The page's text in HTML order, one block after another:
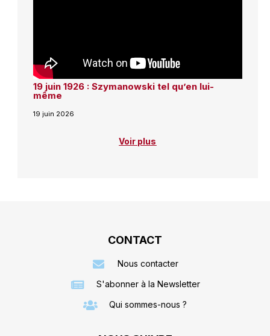
19 juin 1926 : Szymanowski tel qu’en lui-
même
19 juin 2026
Voir plus
CONTACT
Nous contacter
S'abonner à la Newsletter
Qui sommes-nous ?